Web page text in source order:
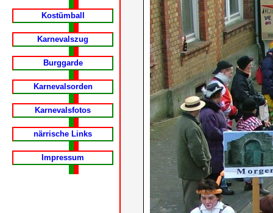
Kostümball
Karnevalszug
Burggarde
Karnevalsorden
Karnevalsfotos
närrische Links
Impressum